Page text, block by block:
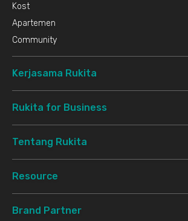
Kost
Apartemen
Community
Kerjasama Rukita
Rukita for Business
Tentang Rukita
Resource
Brand Partner